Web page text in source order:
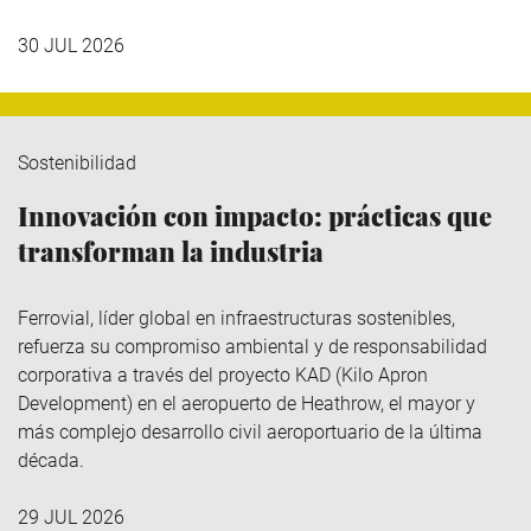
30 JUL 2026
Sostenibilidad
Innovación con impacto: prácticas que
transforman la industria
Ferrovial , líder global en infraestructuras sostenibles,
refuerza su compromiso ambiental y de responsabilidad
corporativa a través del proyecto KAD (Kilo Apron
Development) en el aeropuerto de Heathrow, el mayor y
más complejo desarrollo civil aeroportuario de la última
década.
29 JUL 2026